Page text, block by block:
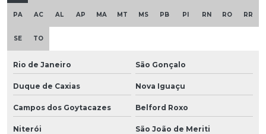
PA AC AL AP MA MT MS PB PI RN RO RR
SE TO
Rio de Janeiro São Gonçalo
Duque de Caxias Nova Iguaçu
Campos dos Goytacazes Belford Roxo
Niterói São João de Meriti